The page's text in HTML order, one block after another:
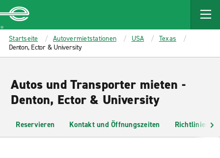
MAIN
CONTENT
Enterprise
Startseite Autovermietstationen USA
Texas
Denton, Ector & University
Autos und Transporter mieten -
Denton, Ector & University
Reservieren Kontakt und Öffnungszeiten Richtlinien